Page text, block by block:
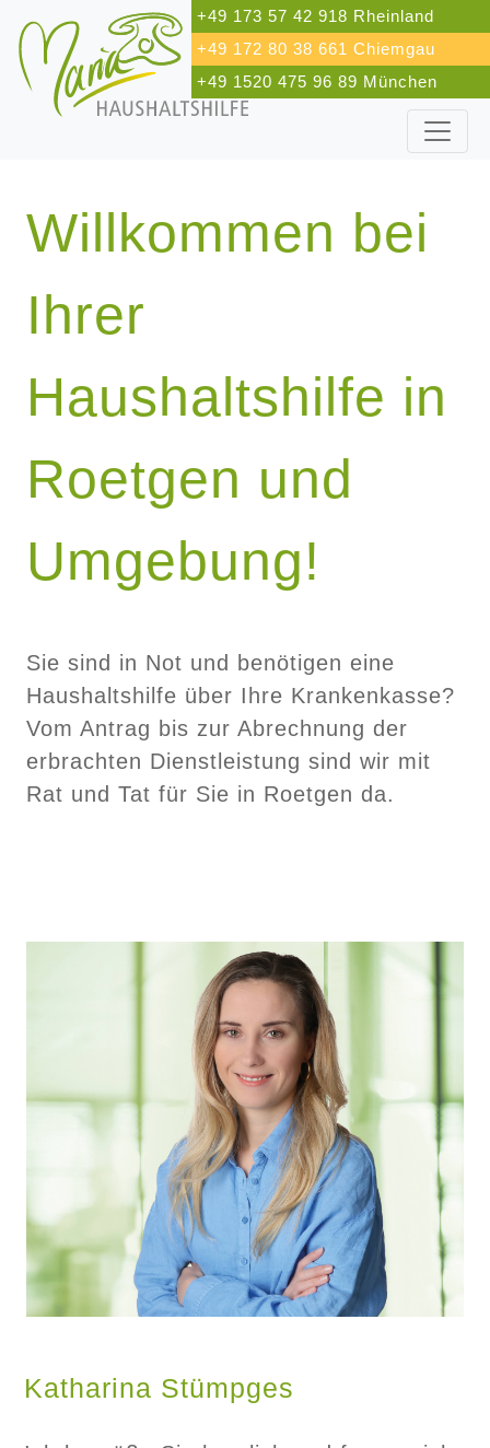
+49 173 57 42 918 Rheinland
+49 172 80 38 661 Chiemgau
+49 1520 475 96 89 München
Willkommen bei
Ihrer
Haushaltshilfe in
Roetgen und
Umgebung!
Sie sind in Not und benötigen eine
Haushaltshilfe über Ihre Krankenkasse?
Vom Antrag bis zur Abrechnung der
erbrachten Dienstleistung sind wir mit
Rat und Tat für Sie in Roetgen da.
Katharina Stümpges